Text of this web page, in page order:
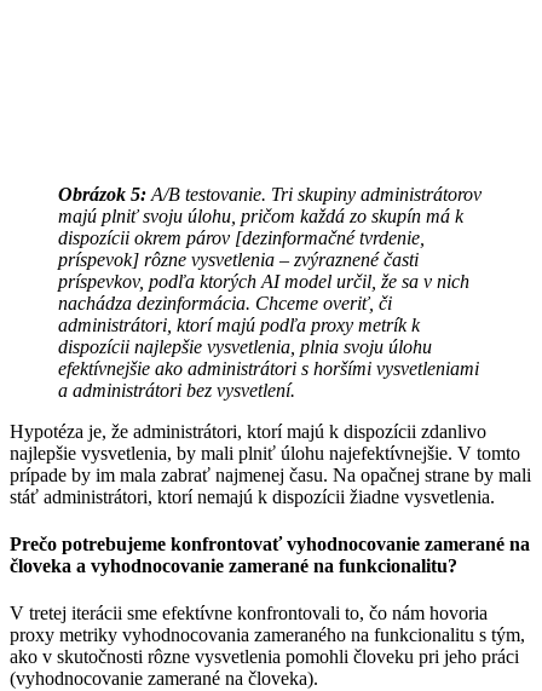
Obrázok 5: A/B testovanie. Tri skupiny administrátorov
majú plniť svoju úlohu, pričom každá zo skupín má k
dispozícii okrem párov [dezinformačné tvrdenie,
príspevok] rôzne vysvetlenia – zvýraznené časti
príspevkov, podľa ktorých AI model určil, že sa v nich
nachádza dezinformácia. Chceme overiť, či
administrátori, ktorí majú podľa proxy metrík k
dispozícii najlepšie vysvetlenia, plnia svoju úlohu
efektívnejšie ako administrátori s horšími vysvetleniami
a administrátori bez vysvetlení.
Hypotéza je, že administrátori, ktorí majú k dispozícii zdanlivo
najlepšie vysvetlenia, by mali plniť úlohu najefektívnejšie. V tomto
prípade by im mala zabrať najmenej času. Na opačnej strane by mali
stáť administrátori, ktorí nemajú k dispozícii žiadne vysvetlenia.
Prečo potrebujeme konfrontovať vyhodnocovanie zamerané na
človeka a vyhodnocovanie zamerané na funkcionalitu?
V tretej iterácii sme efektívne konfrontovali to, čo nám hovoria
proxy metriky vyhodnocovania zameraného na funkcionalitu s tým,
ako v skutočnosti rôzne vysvetlenia pomohli človeku pri jeho práci
(vyhodnocovanie zamerané na človeka).